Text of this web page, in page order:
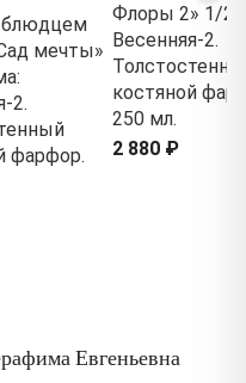
мечты»
2.
фарфор.
Флоры 2» 1/2
Весенняя-2.
костяной
250 мл.
2 880 ₽
Евгеньевна